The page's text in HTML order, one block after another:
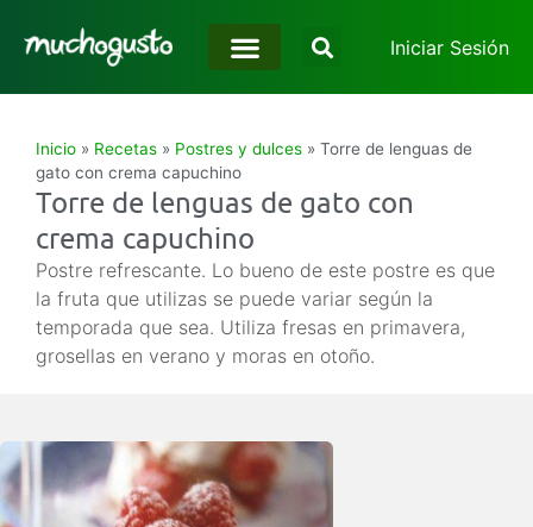
Iniciar Sesión
Inicio » Recetas » Postres y dulces » Torre de lenguas de
gato con crema capuchino
Torre de lenguas de gato con
crema capuchino
Postre refrescante. Lo bueno de este postre es que
la fruta que utilizas se puede variar según la
temporada que sea. Utiliza fresas en primavera,
grosellas en verano y moras en otoño.